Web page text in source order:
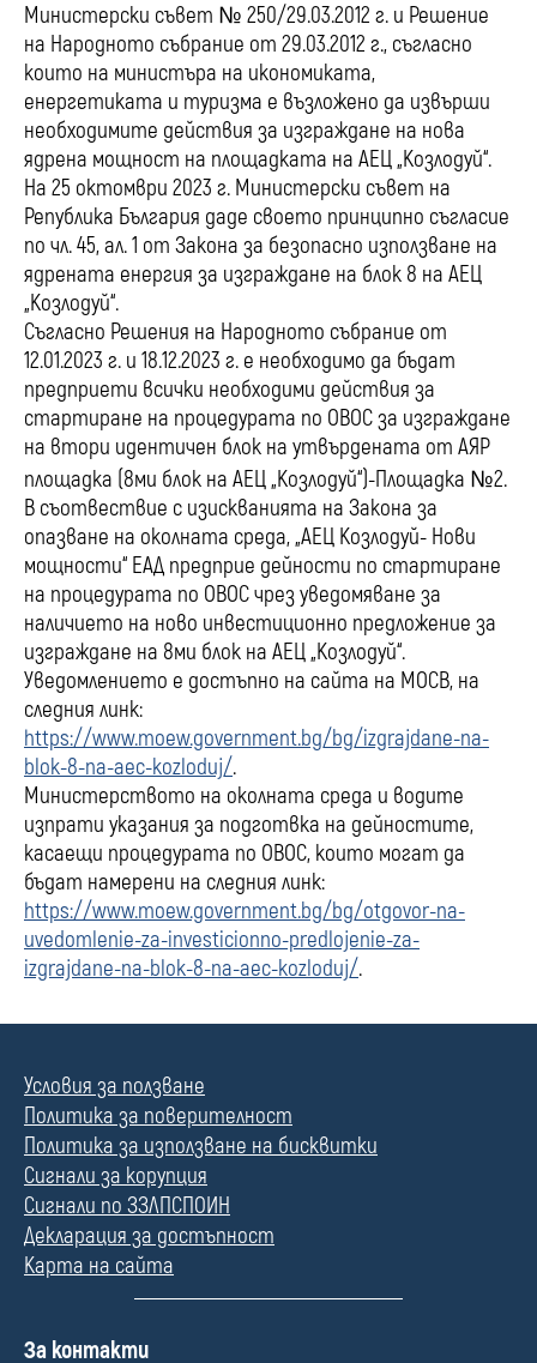
Министерски съвет № 250/29.03.2012 г. и Решение
на Народното събрание от 29.03.2012 г., съгласно
които на министъра на икономиката,
енергетиката и туризма е възложено да извърши
необходимите действия за изграждане на нова
ядрена мощност на площадката на АЕЦ „Козлодуй“.
На 25 октомври 2023 г. Министерски съвет на
Република България даде своето принципно съгласие
по чл. 45, ал. 1 от Закона за безопасно използване на
ядрената енергия за изграждане на блок 8 на АЕЦ
„Козлодуй“.
Съгласно Решения на Народното събрание от
12.01.2023 г. и 18.12.2023 г. е необходимо да бъдат
предприети всички необходими действия за
стартиране на процедурата по ОВОС за изграждане
на втори идентичен блок на утвърдената от АЯР
площадка (8ми блок на АЕЦ „Козлодуй“)-Площадка №2.
В съотвествие с изискванията на Закона за
опазване на околната среда, „АЕЦ Козлодуй- Нови
мощности“ ЕАД предприе дейности по стартиране
на процедурата по ОВОС чрез уведомяване за
наличието на ново инвестиционно предложение за
изграждане на 8ми блок на АЕЦ „Козлодуй“.
Уведомлението е достъпно на сайта на МОСВ, на
следния линк:
https://www.moew.government.bg/bg/izgrajdane-na-
blok-8-na-aec-kozloduj/.
Министерството на околната среда и водите
изпрати указания за подготвка на дейностите,
касаещи процедурата по ОВОС, които могат да
бъдат намерени на следния линк:
https://www.moew.government.bg/bg/otgovor-na-
uvedomlenie-za-investicionno-predlojenie-za-
izgrajdane-na-blok-8-na-aec-kozloduj/.
Условия за ползване
Политика за поверителност
Политика за използване на бисквитки
Сигнали за корупция
Сигнали по ЗЗЛПСПОИН
Декларация за достъпност
Карта на сайта
П
За контакти